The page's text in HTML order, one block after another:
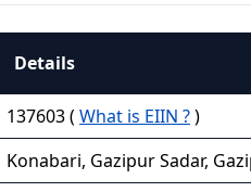
Details
137603 ( What is EIIN ?)
Konabari, Gazipur Sadar,